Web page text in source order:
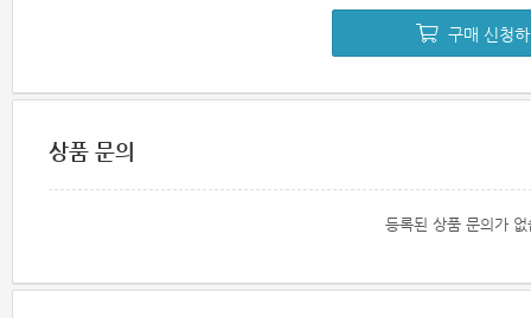
구매 신청
상품 문의
등록된 상품 문의가 없